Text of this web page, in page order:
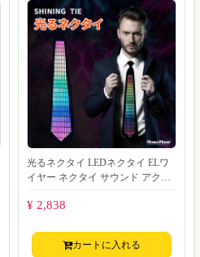
光るネクタイ LEDネクタイ ELワ
イヤー ネクタイ サウンド アクテ
コス
¥ 2,838
カートに入れる